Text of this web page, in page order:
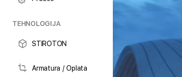
TEHNOLOGIJA
STIROTON
Armatura / Oplata